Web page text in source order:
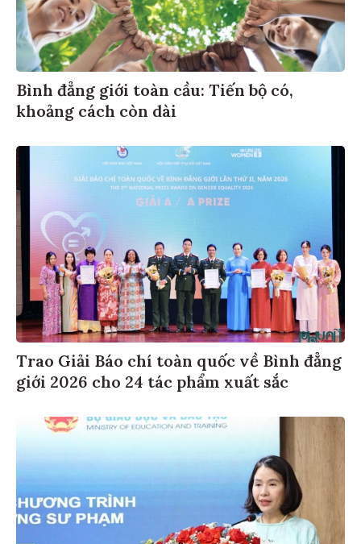
Bình đẳng giới toàn cầu: Tiến bộ có,
khoảng cách còn dài
Trao Giải Báo chí toàn quốc về Bình đẳng
giới 2026 cho 24 tác phẩm xuất sắc